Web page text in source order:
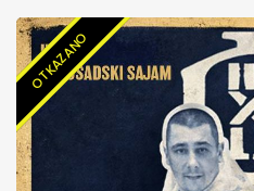
OTKAZANO